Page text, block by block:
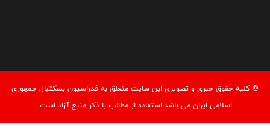
© کليه حقوق خبری و تصويری اين سايت متعلق به فدراسیون بسکتبال جمهوری
اسلامی ایران می باشد.استفاده از مطالب با ذكر منبع آزاد است.